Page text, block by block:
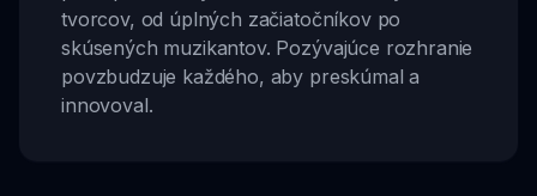
tvorcov, od úplných začiatočníkov po
skúsených muzikantov. Pozývajúce rozhranie
povzbudzuje každého, aby preskúmal a
innovoval.